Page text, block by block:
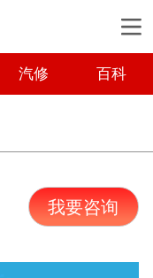
汽修 百科
我要咨询